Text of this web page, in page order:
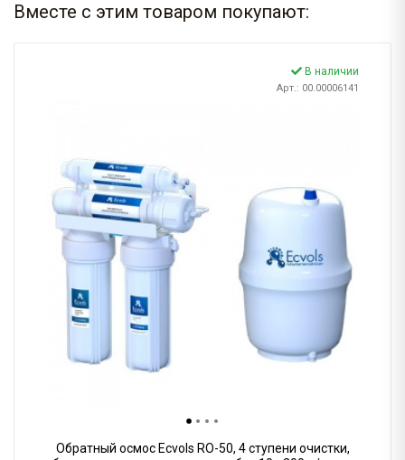
Вместе с этим товаром покупают:
В наличии
Арт.: 00.00006141
Обратный осмос Ecvols RO-50, 4 ступени очистки,